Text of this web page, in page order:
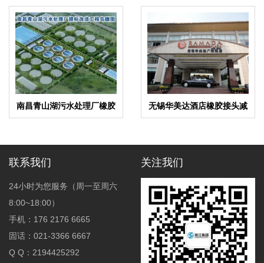
南昌青山湖污水处理厂橡胶
柔性接头合同项目
无锡华美达酒店橡胶接头减
震器合同项目
联系我们
24小时为您服务（周一至周六
8:00~18:00）
手机：176 2176 6665
固话：021-3366 6667
Q Q：2194425292
关注我们